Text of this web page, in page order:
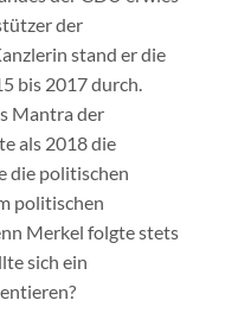
der
stand er die
bis 2017 durch.
Mantra der
als 2018 die
die politischen
politischen
Merkel folgte stets
sich ein